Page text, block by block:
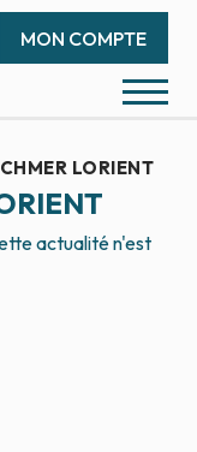
MON COMPTE
LORIENT
actualité n'est